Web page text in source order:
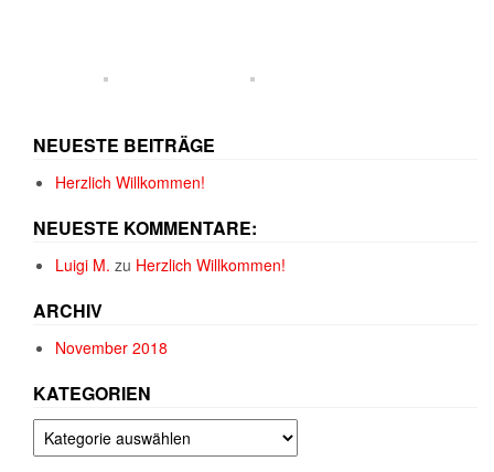
NEUESTE BEITRÄGE
Herzlich Willkommen!
NEUESTE KOMMENTARE:
Luigi M. zu Herzlich Willkommen!
ARCHIV
November 2018
KATEGORIEN
Kategorien